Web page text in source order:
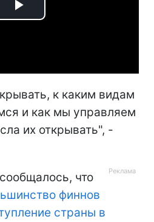
Play
к каким видам
и как мы управляем
их открывать", -
что
финнов
страны в